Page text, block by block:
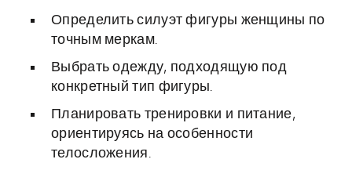
Определить силуэт фигуры женщины по
точным меркам.
Выбрать одежду, подходящую под
конкретный тип фигуры.
Планировать тренировки и питание,
ориентируясь на особенности
телосложения.